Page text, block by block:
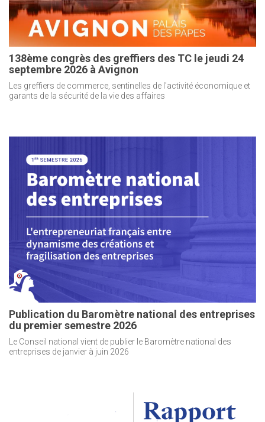
138ème congrès des greffiers des TC le jeudi 24
septembre 2026 à Avignon
Les greffiers de commerce, sentinelles de l'activité économique et
garants de la sécurité de la vie des affaires
Publication du Baromètre national des entreprises
du premier semestre 2026
Le Conseil national vient de publier le Baromètre national des
entreprises de janvier à juin 2026